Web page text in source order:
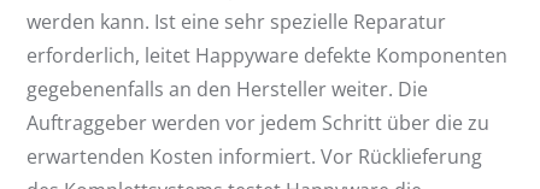
werden kann. Ist eine sehr spezielle Reparatur
erforderlich, leitet Happyware defekte Komponenten
gegebenenfalls an den Hersteller weiter. Die
Auftraggeber werden vor jedem Schritt über die zu
erwartenden Kosten informiert. Vor Rücklieferung